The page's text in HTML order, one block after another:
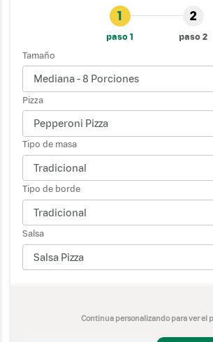
1
paso 1
2
paso 2
Tamaño
Mediana - 8 Porciones
Pizza
Pepperoni Pizza
Tipo de masa
Tradicional
Tipo de borde
Tradicional
Salsa
Salsa Pizza
Continua personalizando para ver el